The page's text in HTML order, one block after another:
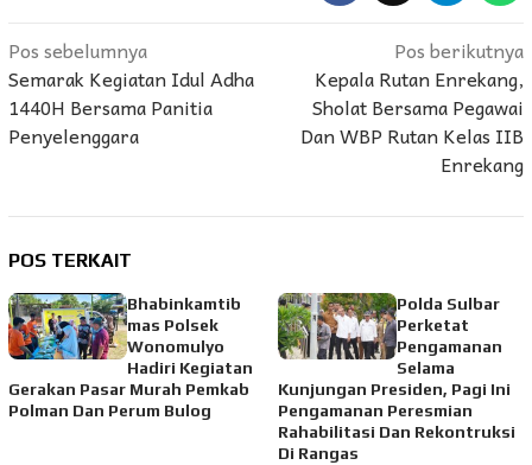
Navigasi
pos
Pos sebelumnya
Semarak Kegiatan Idul Adha
1440H Bersama Panitia
Penyelenggara
Pos berikutnya
Kepala Rutan Enrekang,
Sholat Bersama Pegawai
Dan WBP Rutan Kelas IIB
Enrekang
POS TERKAIT
Bhabinkamtib
mas Polsek
Wonomulyo
Hadiri Kegiatan
Gerakan Pasar Murah Pemkab
Polman Dan Perum Bulog
Polda Sulbar
Perketat
Pengamanan
Selama
Kunjungan Presiden, Pagi Ini
Pengamanan Peresmian
Rahabilitasi Dan Rekontruksi
Di Rangas